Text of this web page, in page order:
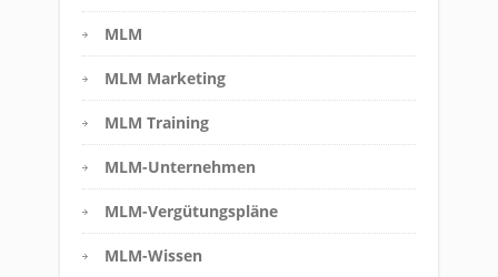
MLM
MLM Marketing
MLM Training
MLM-Unternehmen
MLM-Vergütungspläne
MLM-Wissen